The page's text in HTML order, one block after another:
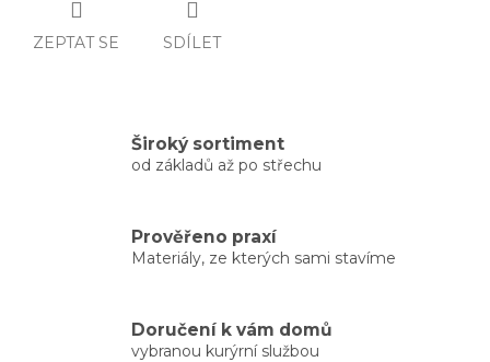
ZEPTAT SE SDÍLET
Široký sortiment
od základů až po střechu
Prověřeno praxí
Materiály, ze kterých sami stavíme
Doručení k vám domů
vybranou kurýrní službou